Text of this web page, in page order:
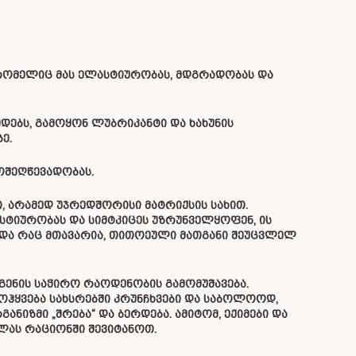
მას ელასტიურობას, მდგრადობას და
გამოყონ ლუბრიკანტი და ხახუნის
უჯრედშორისი მატრიქსის სახით.
და სიმტკიცეს უზრუნველყოფენ, ის
და რაც მთავარია, თითოეული მათგანი შეუცვლელ
საჭირო რაოდენობის გამომუშავება.
სახსრებში კრუნჩხვები და საბოლოოდ,
„შრება“ და ბერდება. ამიტომ, ექიმები და
რაციონში შევიტანოთ.